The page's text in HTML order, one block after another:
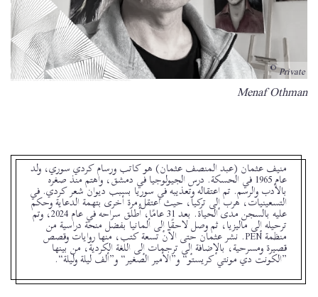
Private
Bildunterschrift
Menaf Othman
منيف عثمان (عبد المنصف عثمان) هو كاتب ورسام كردي سوري، ولد
عام 1965 في الحسكة. درس الجيولوجيا في دمشق، واهتم منذ صغره
بالأدب والرسم. تم اعتقاله وتعذيبه في سوريا بسبب ديوان شعر كردي. في
التسعينيات، هرب إلى تركيا، حيث اعتقل مرة أخرى بتهمة الدعاية وحكم
عليه بالسجن مدى الحياة. بعد 31 عامًا، أُطلق سراحه في عام 2024، وتم
ترحيله إلى ماليزيا، ثم وصل لاحقًا إلى ألمانيا بفضل منحة دراسية من
منظمة PEN. نشر عثمان حتى الآن تسعة كتب، منها روايات وقصص
قصيرة ومسرحية، بالإضافة إلى ترجمات إلى اللغة الكردية، من بينها
”الكونت دي مونتي كريستو“ و”الأمير الصغير“ و”ألف ليلة وليلة“.